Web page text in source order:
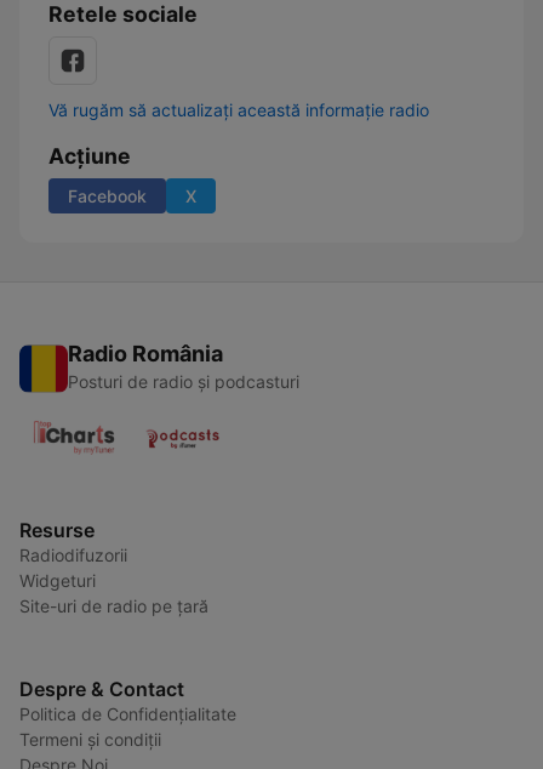
Retele sociale
Vă rugăm să actualizați această informație radio
Acțiune
Facebook X
Radio România
Posturi de radio și podcasturi
Resurse
Radiodifuzorii
Widgeturi
Site-uri de radio pe țară
Despre & Contact
Politica de Confidențialitate
Termeni și condiții
Despre Noi